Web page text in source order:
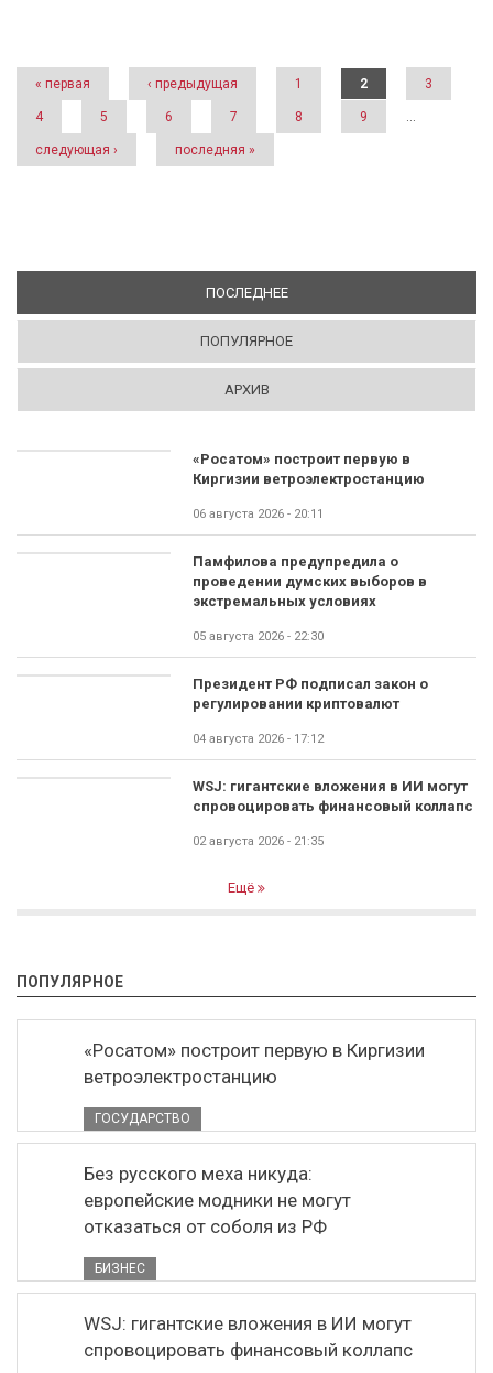
Страницы
« первая ‹ предыдущая 1 2 3
4 5 6 7 8 9 …
следующая › последняя »
ПОСЛЕДНЕЕ(АКТИВНАЯ ВКЛАДКА)
ПОПУЛЯРНОЕ
АРХИВ
«Росатом» построит первую в
Киргизии ветроэлектростанцию
06 августа 2026 - 20:11
Памфилова предупредила о
проведении думских выборов в
экстремальных условиях
05 августа 2026 - 22:30
Президент РФ подписал закон о
регулировании криптовалют
04 августа 2026 - 17:12
WSJ: гигантские вложения в ИИ могут
спровоцировать финансовый коллапс
02 августа 2026 - 21:35
Ещё
ПОПУЛЯРНОЕ
«Росатом» построит первую в Киргизии
ветроэлектростанцию
ГОСУДАРСТВО
Без русского меха никуда:
европейские модники не могут
отказаться от соболя из РФ
БИЗНЕС
WSJ: гигантские вложения в ИИ могут
спровоцировать финансовый коллапс